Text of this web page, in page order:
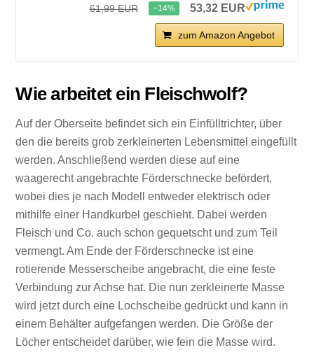
61,99 EUR −14% 53,32 EUR
zum Amazon Angebot
Wie arbeitet ein Fleischwolf?
Auf der Oberseite befindet sich ein Einfülltrichter, über
den die bereits grob zerkleinerten Lebensmittel eingefüllt
werden. Anschließend werden diese auf eine
waagerecht angebrachte Förderschnecke befördert,
wobei dies je nach Modell entweder elektrisch oder
mithilfe einer Handkurbel geschieht. Dabei werden
Fleisch und Co. auch schon gequetscht und zum Teil
vermengt. Am Ende der Förderschnecke ist eine
rotierende Messerscheibe angebracht, die eine feste
Verbindung zur Achse hat. Die nun zerkleinerte Masse
wird jetzt durch eine Lochscheibe gedrückt und kann in
einem Behälter aufgefangen werden. Die Größe der
Löcher entscheidet darüber, wie fein die Masse wird.